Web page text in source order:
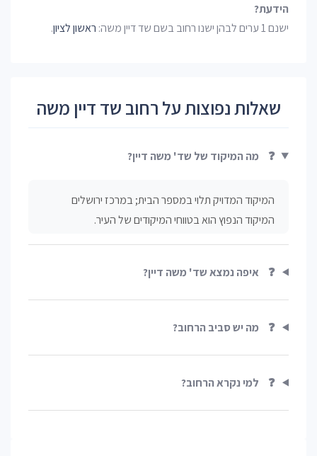
הידעת?
ישנם 1 ערים לבהן ישנו רחוב בשם שד דיין משה:
ראשון לציון.
שאלות נפוצות על רחוב שד דיין משה
❓ מה המיקוד של שד' משה דיין?
המיקוד המדויק תלוי במספר הבית; במרכז ירושלים
המיקוד הנפוץ הוא בטווחי המיקודים של העיר.
❓ איפה נמצא שד' משה דיין?
❓ מה יש סביב הרחוב?
❓ למי נקרא הרחוב?